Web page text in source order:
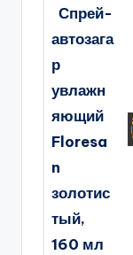
Спрей-
автозага
р
увлажн
яющий
Floresa
n
золотис
тый,
160 мл